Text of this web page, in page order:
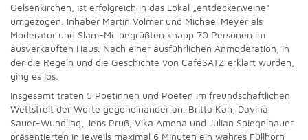
Gelsenkirchen, ist erfolgreich in das Lokal „entdeckerweine“
umgezogen. Inhaber Martin Volmer und Michael Meyer als
Moderator und Slam-Mc begrüßten knapp 70 Personen im
ausverkauften Haus. Nach einer ausführlichen Anmoderation, in
der die Regeln und die Geschichte von CaféSATZ erklärt wurden,
ging es los.
Insgesamt traten 5 Poetinnen und Poeten im freundschaftlichen
Wettstreit der Worte gegeneinander an. Britta Kah, Davina
Sauer-Wundling, Jens Pruß, Vika Amena und Julian Spiegelhauer
präsentierten in jeweils maximal 6 Minuten ein wahres Füllhorn